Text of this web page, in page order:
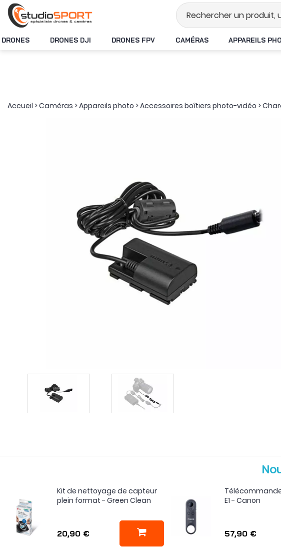
Stock en temps réel
DRONES DRONES DJI DRONES FPV CAMÉRAS APPAREILS
Accueil >Caméras >Appareils photo >Accessoires boîtiers photo-vidéo >
Kit de nettoyage de capteur
plein format - Green Clean
20,90 €
E1 - Canon
57,90 €